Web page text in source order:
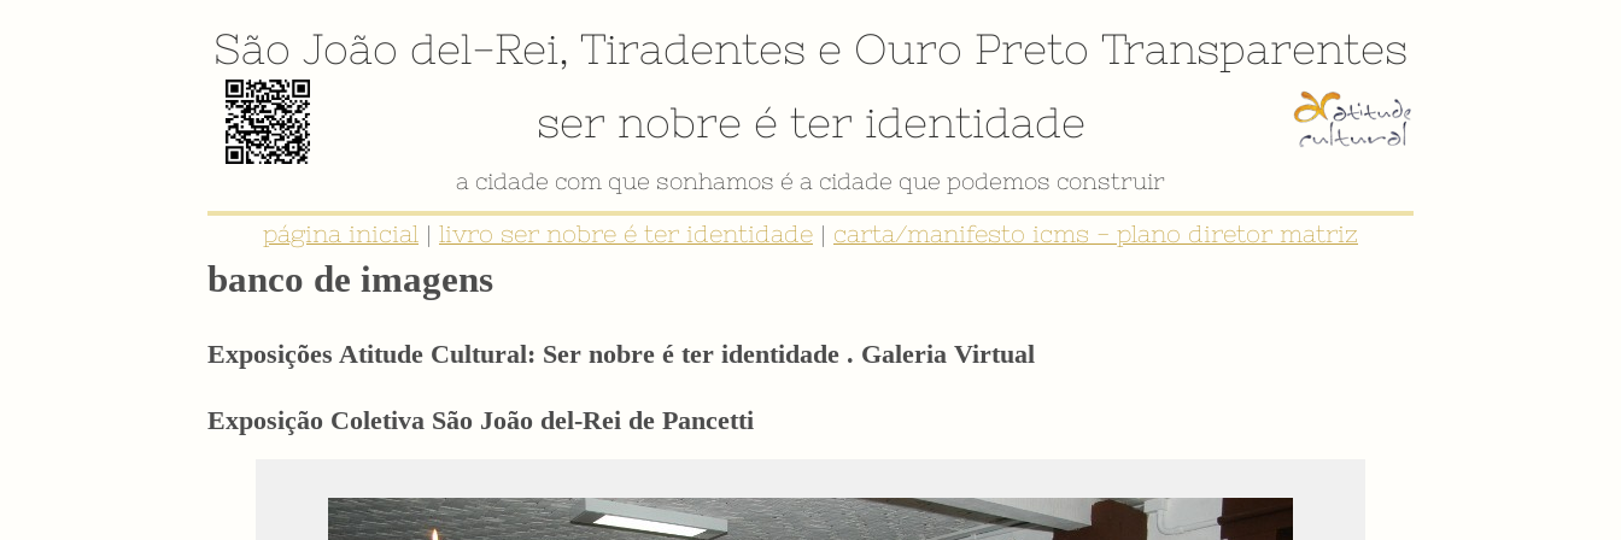
São João del-Rei, Tiradentes e Ouro Preto Transparentes
ser nobre é ter identidade
a cidade com que sonhamos é a cidade que podemos construir
página inicial | livro ser nobre é ter identidade | carta/manifesto icms - plano diretor matriz
banco de imagens
Exposições Atitude Cultural: Ser nobre é ter identidade . Galeria Virtual
Exposição Coletiva São João del-Rei de Pancetti